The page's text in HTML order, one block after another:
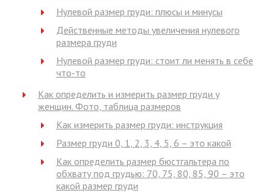
Нулевой размер груди: плюсы и минусы
Действенные методы увеличения нулевого
размера груди
Нулевой размер груди: стоит ли менять в себе
что-то
Как определить и измерить размер груди у
женщин. Фото, таблица размеров
Как измерить размер груди: инструкция
Размер груди 0, 1, 2, 3, 4, 5, 6 – это какой
Как определить размер бюстгальтера по
обхвату под грудью: 70, 75, 80, 85, 90 – это
какой размер груди